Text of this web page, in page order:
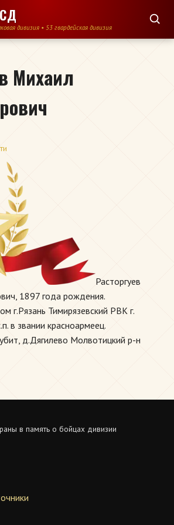
дивизия • 53 гвардейская дивизия
Михаил
Расторгуев
1897 года рождения.
г.Рязань Тимирязевский РВК г.
в звании красноармеец.
д.Дягилево Молвотицкий р-н
в память о бойцах дивизии